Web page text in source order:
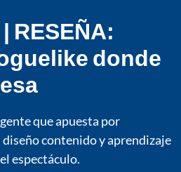
RESEÑA:
donde
que apuesta por
contenido y aprendizaje
espectáculo.